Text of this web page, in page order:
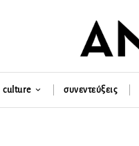
culture συνεντεύξεις